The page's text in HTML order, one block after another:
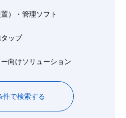
）・管理ソフト
ップ
向けソリューション
件で検索する